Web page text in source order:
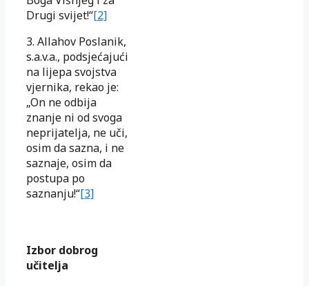
Drugi svijet!“[2]
3. Allahov Poslanik,
s.a.v.a., podsjećajući
na lijepa svojstva
vjernika, rekao je:
„On ne odbija
znanje ni od svoga
neprijatelja, ne uči,
osim da sazna, i ne
saznaje, osim da
postupa po
saznanju!“[3]
Izbor dobrog
učitelja